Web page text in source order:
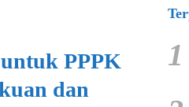
PPPK
dan
1